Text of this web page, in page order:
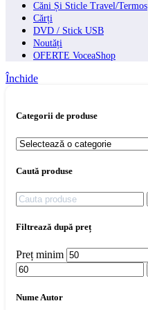
Căni Și Sticle Travel/Termos
Cărți
DVD / Stick USB
Noutăți
OFERTE VoceaShop
Închide
Categorii de produse
Caută produse
Filtrează după preț
Preț minim
Nume Autor